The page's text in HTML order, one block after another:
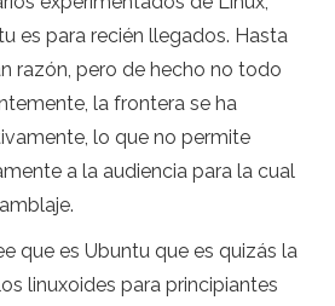
es para recién llegados. Hasta
razón, pero de hecho no todo
la frontera se ha
lo que no permite
a la audiencia para la cual
que es Ubuntu que es quizás la
linuxoides para principiantes